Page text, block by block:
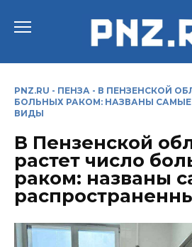
PNZ.RU - ПЕНЗА - В ПЕНЗЕНСКОЙ
БОЛЬНЫХ РАКОМ: НАЗВАНЫ
ВИДЫ
В Пензенской
растет число
раком: названы